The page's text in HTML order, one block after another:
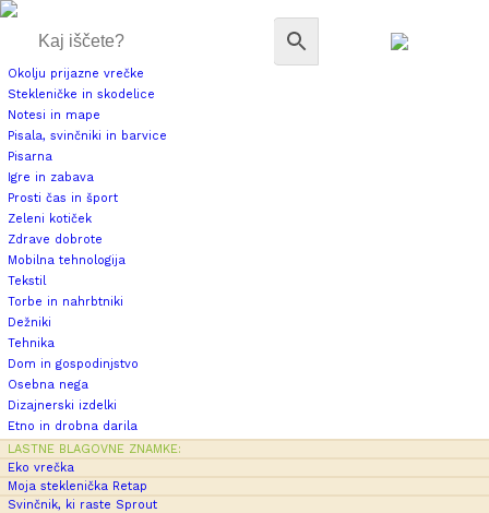
Okolju prijazne vrečke
Stekleničke in skodelice
Notesi in mape
Pisala, svinčniki in barvice
Pisarna
Igre in zabava
Prosti čas in šport
Zeleni kotiček
Zdrave dobrote
Mobilna tehnologija
Tekstil
Torbe in nahrbtniki
Dežniki
Tehnika
Dom in gospodinjstvo
Osebna nega
Dizajnerski izdelki
Etno in drobna darila
LASTNE BLAGOVNE ZNAMKE:
Eko vrečka
Moja steklenička Retap
Svinčnik, ki raste Sprout